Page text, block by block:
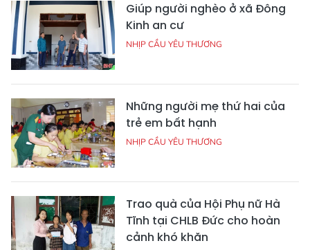
Giúp người nghèo ở xã Đông
Kinh an cư
NHỊP CẦU YÊU THƯƠNG
Những người mẹ thứ hai của
trẻ em bất hạnh
NHỊP CẦU YÊU THƯƠNG
Trao quà của Hội Phụ nữ Hà
Tĩnh tại CHLB Đức cho hoàn
cảnh khó khăn